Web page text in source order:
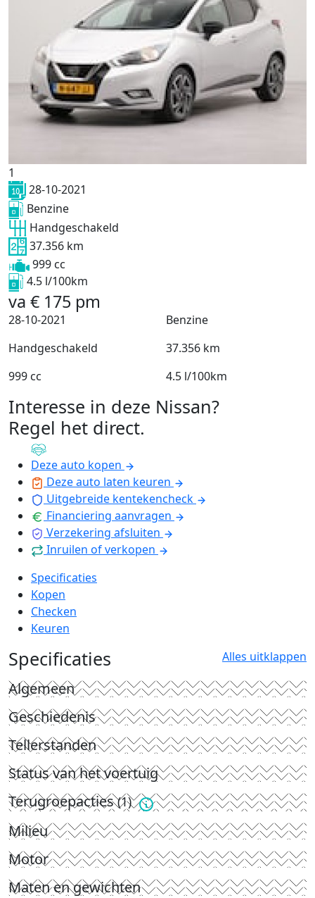
1
28-10-2021
Benzine
Handgeschakeld
37.356 km
999 cc
4.5 l/100km
va € 175 pm
28-10-2021
Benzine
Handgeschakeld
37.356 km
999 cc
4.5 l/100km
Interesse in deze Nissan?
Regel het direct.
Deze auto kopen
Deze auto laten keuren
Uitgebreide kentekencheck
Financiering aanvragen
Verzekering afsluiten
Inruilen of verkopen
Specificaties
Kopen
Checken
Keuren
Specificaties Alles uitklappen
Algemeen
Geschiedenis
Tellerstanden
Status van het voertuig
Terugroepacties(1)
Milieu
Motor
Maten en gewichten